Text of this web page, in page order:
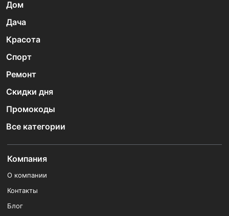
Дом
Дача
Красота
Спорт
Ремонт
Скидки дня
Промокоды
Все категории
Компания
О компании
Контакты
Блог